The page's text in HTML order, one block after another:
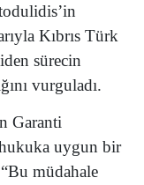
Kıbrıs Türk
sürecin
vurguladı.
Garanti
hukuka uygun bir
müdahale